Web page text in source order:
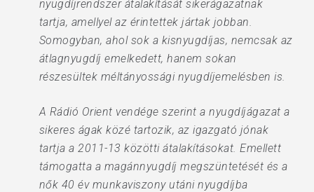
nyugdíjrendszer átalakítását sikerágazatnak
tartja, amellyel az érintettek jártak jobban.
Somogyban, ahol sok a kisnyugdíjas, nemcsak az
átlagnyugdíj emelkedett, hanem sokan
részesültek méltányossági nyugdíjemelésben is.
A Rádió Orient vendége szerint a nyugdíjágazat a
sikeres ágak közé tartozik, az igazgató jónak
tartja a 2011-13 közötti átalakításokat. Emellett
támogatta a magánnyugdíj megszüntetését és a
nők 40 év munkaviszony utáni nyugdíjba